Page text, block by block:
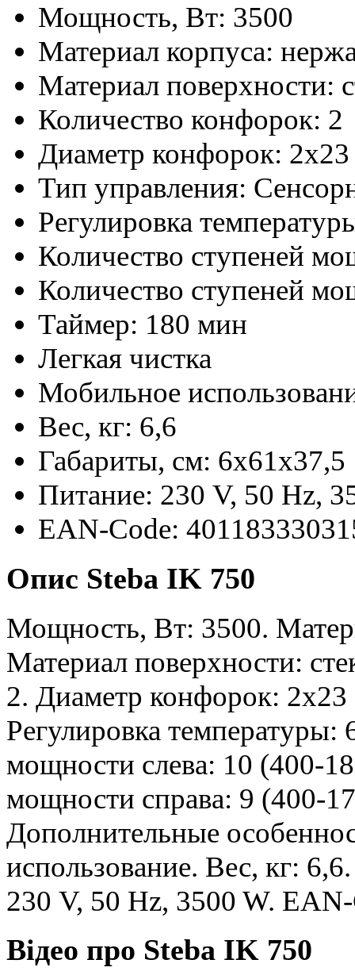
Мощность, Вт: 3500
Материал корпуса:
Материал поверхности:
Количество конфорок: 2
Диаметр конфорок:
Тип управления:
Регулировка
Количество ступеней
Количество ступеней
Таймер: 180 мин
Легкая чистка
Мобильное
Вес, кг: 6,6
Габариты, см: 6x61x37,5
Питание: 230 V, 50 Hz,
EAN-Code:
Опис Steba IK 750
Мощность, Вт: 3500.
Материал поверхности:
2. Диаметр конфорок:
Регулировка температуры:
мощности слева: 10 (400-
мощности справа: 9 (400-
Дополнительные
использование. Вес, кг:
230 V, 50 Hz, 3500 W.
Відео про Steba IK 750